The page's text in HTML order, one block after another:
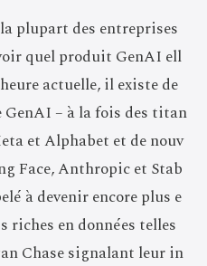
plupart des entreprises
quel produit GenAI ell
actuelle, il existe de
– à la fois des titan
et Alphabet et de nouv
Face, Anthropic et Stab
à devenir encore plus e
riches en données telles
Chase signalant leur in